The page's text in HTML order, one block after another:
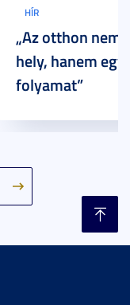
HÍR
„Az otthon nem
hely, hanem egy
folyamat”